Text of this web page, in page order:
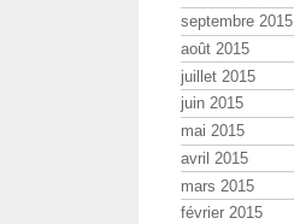
septembre 2015
août 2015
juillet 2015
juin 2015
mai 2015
avril 2015
mars 2015
février 2015